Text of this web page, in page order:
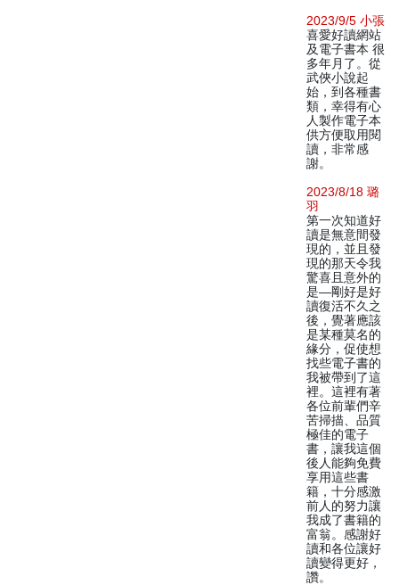
2023/9/5 小張
喜愛好讀網站
及電子書本 很
多年月了。從
武俠小說起
始，到各種書
類，幸得有心
人製作電子本
供方便取用閱
讀，非常感
謝。
2023/8/18 璐
羽
第一次知道好
讀是無意間發
現的，並且發
現的那天令我
驚喜且意外的
是—剛好是好
讀復活不久之
後，覺著應該
是某種莫名的
緣分，促使想
找些電子書的
我被帶到了這
裡。這裡有著
各位前輩們辛
苦掃描、品質
極佳的電子
書，讓我這個
後人能夠免費
享用這些書
籍，十分感激
前人的努力讓
我成了書籍的
富翁。感謝好
讀和各位讓好
讀變得更好，
讚。